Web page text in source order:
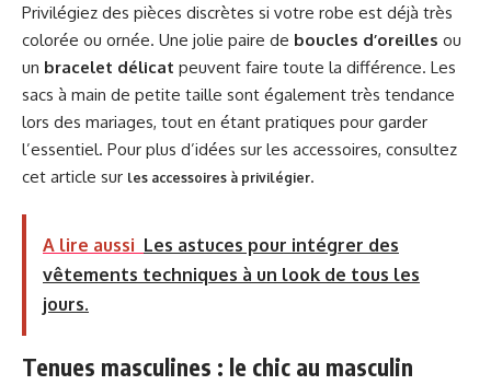
Privilégiez des pièces discrètes si votre robe est déjà très
colorée ou ornée. Une jolie paire de boucles d’oreilles ou
un bracelet délicat peuvent faire toute la différence. Les
sacs à main de petite taille sont également très tendance
lors des mariages, tout en étant pratiques pour garder
l’essentiel. Pour plus d’idées sur les accessoires, consultez
cet article sur les accessoires à privilégier.
A lire aussi Les astuces pour intégrer des
vêtements techniques à un look de tous les
jours.
Tenues masculines : le chic au masculin